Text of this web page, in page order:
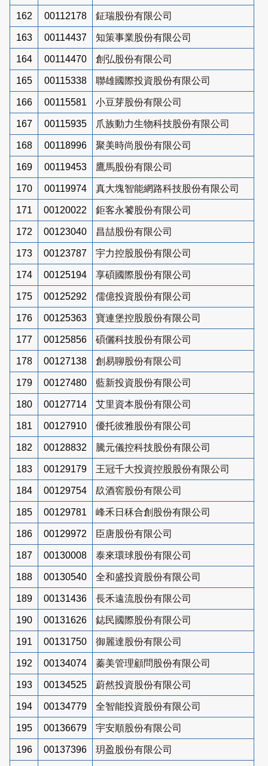
162 00112178 鉦瑞股份有限公司
163 00114437 知策事業股份有限公司
164 00114470 創弘股份有限公司
165 00115338 聯雄國際投資股份有限公司
166 00115581 小豆芽股份有限公司
167 00115935 爪族動力生物科技股份有限公司
168 00118996 聚美時尚股份有限公司
169 00119453 鷹馬股份有限公司
170 00119974 真大塊智能網路科技股份有限公司
171 00120022 鉅客永饕股份有限公司
172 00123040 昌喆股份有限公司
173 00123787 宇力控股股份有限公司
174 00125194 享碩國際股份有限公司
175 00125292 儒億投資股份有限公司
176 00125363 寶連堡控股股份有限公司
177 00125856 碩儷科技股份有限公司
178 00127138 創易聊股份有限公司
179 00127480 藍新投資股份有限公司
180 00127714 艾里資本股份有限公司
181 00127910 優托彼雅股份有限公司
182 00128832 騰元儀控科技股份有限公司
183 00129179 王冠千大投資控股股份有限公司
184 00129754 镹酒窖股份有限公司
185 00129781 峰禾日秝合創股份有限公司
186 00129972 臣唐股份有限公司
187 00130008 泰來環球股份有限公司
188 00130540 全和盛投資股份有限公司
189 00131436 長禾遠流股份有限公司
190 00131626 鋕民國際股份有限公司
191 00131750 御麗達股份有限公司
192 00134074 蓁美管理顧問股份有限公司
193 00134525 蔚然投資股份有限公司
194 00134779 全智能投資股份有限公司
195 00136679 宇安順股份有限公司
196 00137396 玥盈股份有限公司